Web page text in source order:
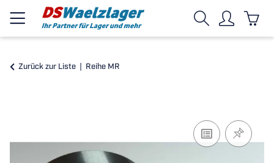
Zurück zur Liste Reihe MR